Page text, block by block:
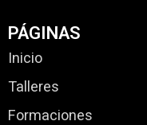
PÁGINAS
Inicio
Talleres
Formaciones